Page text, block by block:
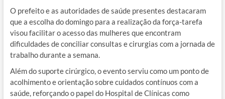
O prefeito e as autoridades de saúde presentes destacaram
que a escolha do domingo para a realização da força-tarefa
visou facilitar o acesso das mulheres que encontram
dificuldades de conciliar consultas e cirurgias com a jornada de
trabalho durante a semana.
Além do suporte cirúrgico, o evento serviu como um ponto de
acolhimento e orientação sobre cuidados contínuos com a
saúde, reforçando o papel do Hospital de Clínicas como